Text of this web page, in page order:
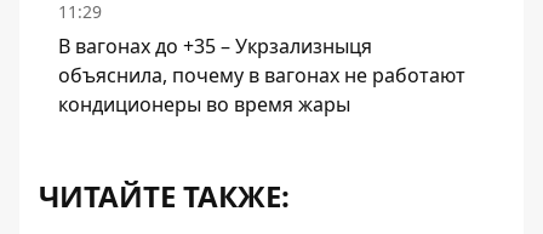
11:29
В вагонах до +35 – Укрзализныця
объяснила, почему в вагонах не работают
кондиционеры во время жары
ЧИТАЙТЕ ТАКЖЕ: